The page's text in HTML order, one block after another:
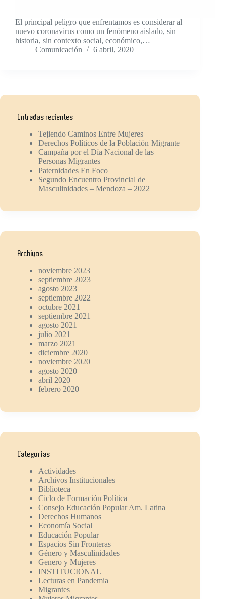
El principal peligro que enfrentamos es considerar al
nuevo coronavirus como un fenómeno aislado, sin
historia, sin contexto social, económico,…
Comunicación
6 abril, 2020
Entradas recientes
Tejiendo Caminos Entre Mujeres
Derechos Políticos de la Población Migrante
Campaña por el Día Nacional de las
Personas Migrantes
Paternidades En Foco
Segundo Encuentro Provincial de
Masculinidades – Mendoza – 2022
Archivos
noviembre 2023
septiembre 2023
agosto 2023
septiembre 2022
octubre 2021
septiembre 2021
agosto 2021
julio 2021
marzo 2021
diciembre 2020
noviembre 2020
agosto 2020
abril 2020
febrero 2020
Categorías
Actividades
Archivos Institucionales
Biblioteca
Ciclo de Formación Política
Consejo Educación Popular Am. Latina
Derechos Humanos
Economía Social
Educación Popular
Espacios Sin Fronteras
Género y Masculinidades
Genero y Mujeres
INSTITUCIONAL
Lecturas en Pandemia
Migrantes